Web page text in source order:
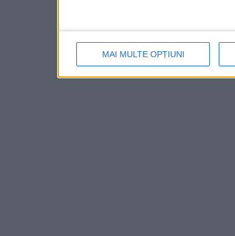
MAI MULTE OPȚIUNI